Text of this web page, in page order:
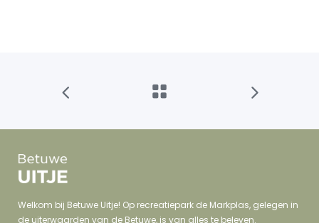
Welkom bij Betuwe Uitje! Op recreatiepark de Markplas, gelegen in
de uiterwaarden van de Betuwe, is van alles te beleven.